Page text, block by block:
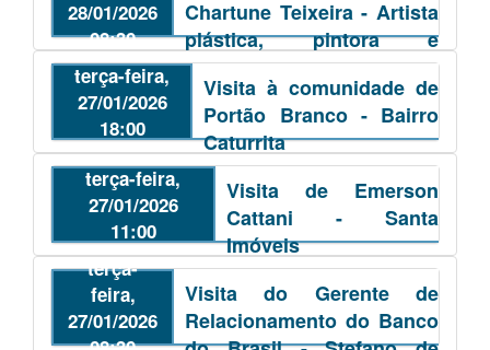
28/01/2026
08:30
Chartune Teixeira - Artista
plástica, pintora e
restauradora
terça-feira,
27/01/2026
18:00
Visita à comunidade de
Portão Branco - Bairro
Caturrita
terça-feira,
27/01/2026
11:00
Visita de Emerson
Cattani - Santa
Imóveis
terça-
feira,
27/01/2026
Visita do Gerente de
Relacionamento do Banco